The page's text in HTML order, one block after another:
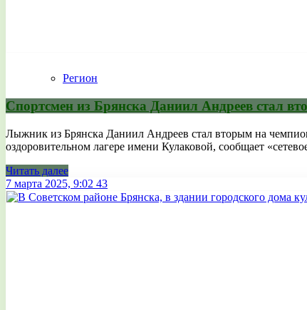
Регион
Спортсмен из Брянска Даниил Андреев стал
Лыжник из Брянска Даниил Андреев стал вторым на
оздоровительном лагере имени Кулаковой, сообщает
Читать далее
7 марта 2025, 9:02 43